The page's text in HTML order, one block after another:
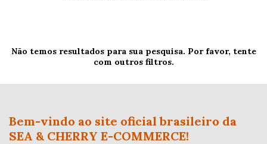
Não temos resultados para sua pesquisa. Por favor, tente
com outros filtros.
Bem-vindo ao site oficial brasileiro da
SEA & CHERRY E-COMMERCE!